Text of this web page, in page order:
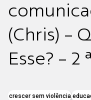
(Chris) -
Esse? - 2
crescer sem violência